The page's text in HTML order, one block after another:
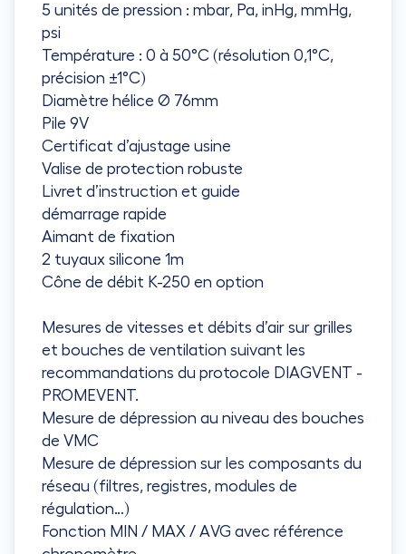
5 unités de pression : mbar, Pa, inHg, mmHg,
psi
Température : 0 à 50°C (résolution 0,1°C,
précision ±1°C)
Diamètre hélice Ø 76mm
Pile 9V
Certificat d’ajustage usine
Valise de protection robuste
Livret d’instruction et guide
démarrage rapide
Aimant de fixation
2 tuyaux silicone 1m
Cône de débit K-250 en option
Mesures de vitesses et débits d’air sur grilles
et bouches de ventilation suivant les
recommandations du protocole DIAGVENT -
PROMEVENT.
Mesure de dépression au niveau des bouches
de VMC
Mesure de dépression sur les composants du
réseau (filtres, registres, modules de
régulation…)
Fonction MIN / MAX / AVG avec référence